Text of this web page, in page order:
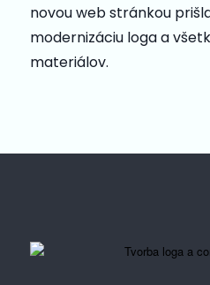
novou web stránkou
modernizáciu loga a
materiálov.